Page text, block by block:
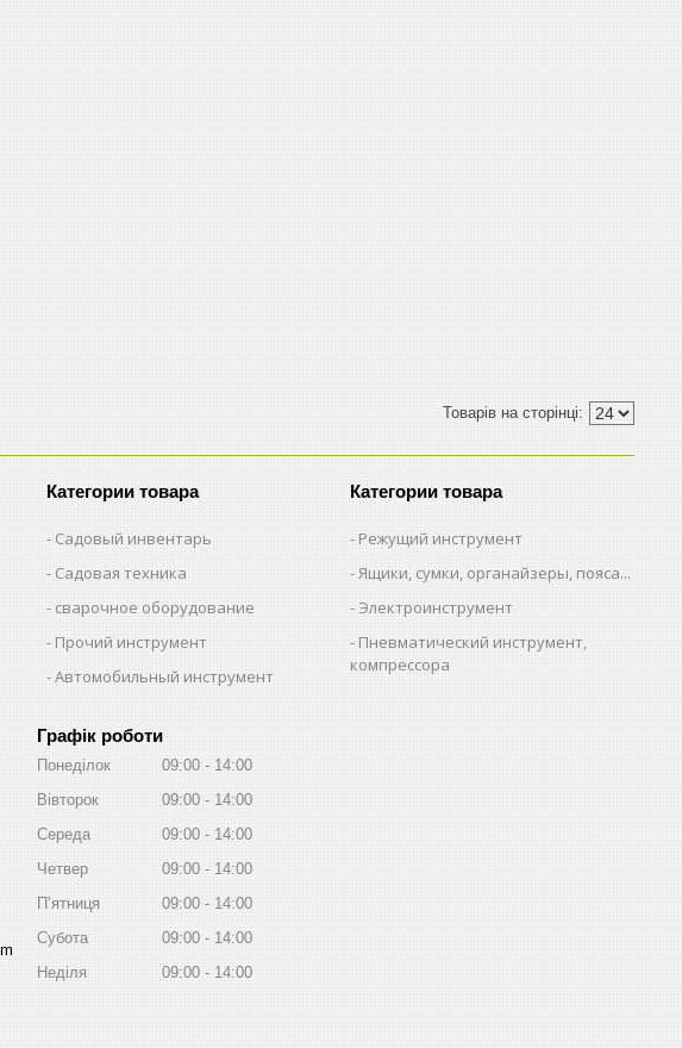
Категории товара
Садовый инвентарь
Садовая техника
сварочное оборудование
Прочий инструмент
Автомобильный инструмент
Категории товара
Режущий инструмент
Ящики, сумки, органайзеры, пояса...
Электроинструмент
Пневматический инструмент,
компрессора
Графік роботи
Понеділок 09:00
14:00
Вівторок
09:00
14:00
Середа
09:00
14:00
Четвер
09:00
14:00
Пʼятниця
09:00
14:00
Субота
09:00
14:00
Неділя
09:00 14:00